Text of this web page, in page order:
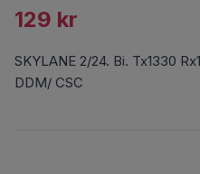
129 kr
SKYLANE 2/24. Bi. Tx1330
DDM/ CSC